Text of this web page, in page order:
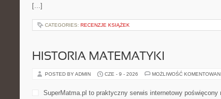
[…]
CATEGORIES: RECENZJE KSIĄŻEK
HISTORIA MATEMATYKI
POSTED BY ADMIN CZE - 9 - 2026 MOŻLIWOŚĆ
SuperMatma.pl to praktyczny serwis internetowy